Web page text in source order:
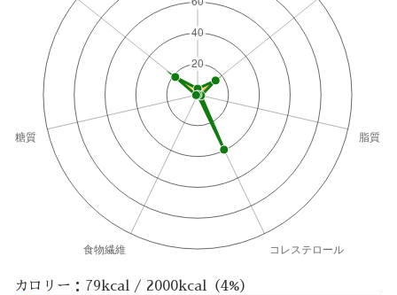
カロリー：79kcal / 2000kcal（4%）